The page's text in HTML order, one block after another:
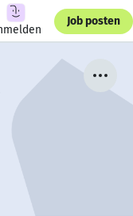
Job posten